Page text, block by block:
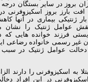
بروز در سایر بستگان درجه
افت بارز بروز اسکیزوفرنی
بار ژنتیکی بیماری در آنها
عوامل ژنتیک را نشان
فرزند خوانده هایی که
غیر رسمی خانواده رضاعی
دخالت عوامل ژنتیک در
به اسکیزوفرنی را دارند
در این افراد